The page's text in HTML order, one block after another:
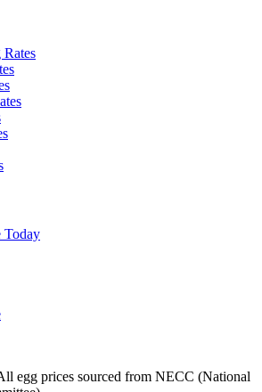
Rates
Today
egg prices sourced from NECC (National